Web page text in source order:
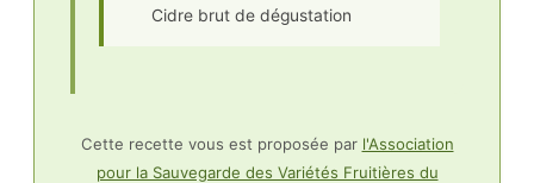
Cidre brut de dégustation
Cette recette vous est proposée par l'Association
pour la Sauvegarde des Variétés Fruitières du